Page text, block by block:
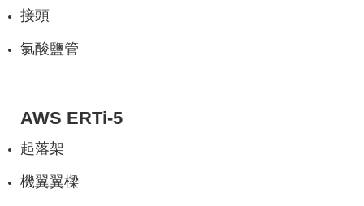
接頭
氯酸鹽管
AWS ERTi-5
起落架
機翼翼樑